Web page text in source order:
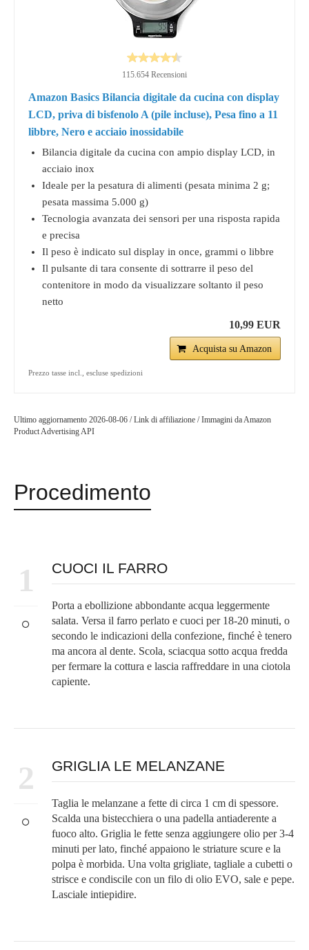
115.654 Recensioni
Amazon Basics Bilancia digitale da cucina con display
LCD, priva di bisfenolo A (pile incluse), Pesa fino a 11
libbre, Nero e acciaio inossidabile
Bilancia digitale da cucina con ampio display LCD, in
acciaio inox
Ideale per la pesatura di alimenti (pesata minima 2 g;
pesata massima 5.000 g)
Tecnologia avanzata dei sensori per una risposta rapida
e precisa
Il peso è indicato sul display in once, grammi o libbre
Il pulsante di tara consente di sottrarre il peso del
contenitore in modo da visualizzare soltanto il peso
netto
10,99 EUR
Acquista su Amazon
Prezzo tasse incl., escluse spedizioni
Ultimo aggiornamento 2026-08-06 / Link di affiliazione / Immagini da Amazon
Product Advertising API
Procedimento
1 CUOCI IL FARRO
Porta a ebollizione abbondante acqua leggermente
salata. Versa il farro perlato e cuoci per 18-20 minuti, o
secondo le indicazioni della confezione, finché è tenero
ma ancora al dente. Scola, sciacqua sotto acqua fredda
per fermare la cottura e lascia raffreddare in una ciotola
capiente.
2 GRIGLIA LE MELANZANE
Taglia le melanzane a fette di circa 1 cm di spessore.
Scalda una bistecchiera o una padella antiaderente a
fuoco alto. Griglia le fette senza aggiungere olio per 3-4
minuti per lato, finché appaiono le striature scure e la
polpa è morbida. Una volta grigliate, tagliale a cubetti o
strisce e condiscile con un filo di olio EVO, sale e pepe.
Lasciale intiepidire.